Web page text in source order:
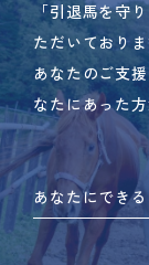
「引退馬を守
ただいておりま
あなたのご支援
なたにあった
あなたにでき